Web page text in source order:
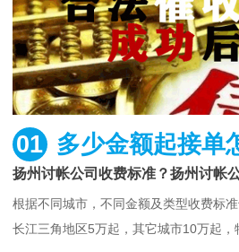
01 多少金额起接单
扬州讨帐公司收费标准？扬州讨帐
根据不同城市，不同金额及类型收费标
长江三角地区5万起，其它城市10万起，